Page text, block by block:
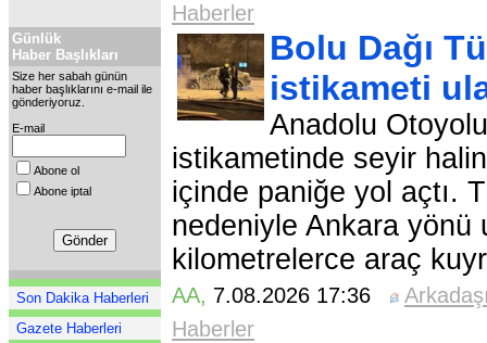
Günlük
Haber Başlıkları
Size her sabah günün
haber başlıklarını e-mail ile
gönderiyoruz.
E-mail
Abone ol
Abone iptal
Son Dakika Haberleri
Gazete Haberleri
Haberler
Bolu Dağı
istikameti
Anadolu
istikametinde seyir
içinde paniğe yol açtı.
nedeniyle Ankara yönü
kilometrelerce araç
AA, 7.08.2026 17:36
Haberler